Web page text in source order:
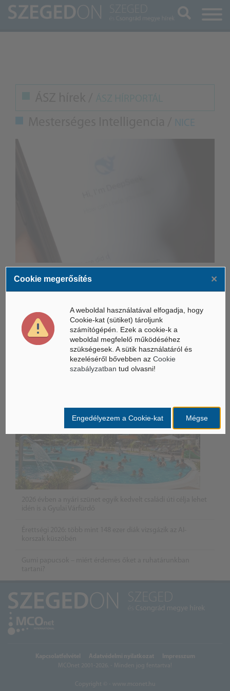
Keresés
NICE
Unitree humanoid robotikája
új szabályai
Gyorsabbá válhat a fúziós üzemanyag fejlesztése a
mesterséges intelligenciával
Belföldi hírek /BELFÖLD
Kapcsolatfelvétel Adatvédelmi nyilatkozat
Impresszum
MCOnet 2001-2026. - Minden jog fentartva!
Copyright © - www.mconet.hu
Cookie megerősítés ×
A weboldal használatával elfogadja, hogy
Cookie-kat (sütiket) tároljunk
számítógépén. Ezek a cookie-k a
weboldal megfelelő működéséhez
szükségesek. A sütik használatáról és
kezeléséről bővebben az Cookie
szabályzatban tud olvasni!
Mégse
Engedélyezem a Cookie-kat